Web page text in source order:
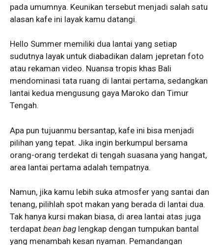
pada umumnya. Keunikan tersebut menjadi salah satu
alasan kafe ini layak kamu datangi.
Hello Summer memiliki dua lantai yang setiap
sudutnya layak untuk diabadikan dalam jepretan foto
atau rekaman video. Nuansa tropis khas Bali
mendominasi tata ruang di lantai pertama, sedangkan
lantai kedua mengusung gaya Maroko dan Timur
Tengah.
Apa pun tujuanmu bersantap, kafe ini bisa menjadi
pilihan yang tepat. Jika ingin berkumpul bersama
orang-orang terdekat di tengah suasana yang hangat,
area lantai pertama adalah tempatnya.
Namun, jika kamu lebih suka atmosfer yang santai dan
tenang, pilihlah spot makan yang berada di lantai dua.
Tak hanya kursi makan biasa, di area lantai atas juga
terdapat bean bag lengkap dengan tumpukan bantal
yang menambah kesan nyaman. Pemandangan